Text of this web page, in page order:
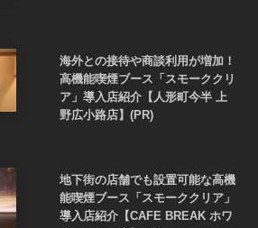
海外との接待や商談利用が増加！
高機能喫煙ブース「スモーククリ
ア」導入店紹介【人形町今半 上
野広小路店】(PR)
地下街の店舗でも設置可能な高機
能喫煙ブース「スモーククリア」
導入店紹介【CAFE BREAK ホワ